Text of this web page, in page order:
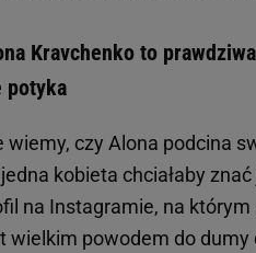
Kravchenko to
potyka
wiemy, czy Alona podcina
kobieta chciałaby
na Instagramie, na
wielkim powodem do dumy